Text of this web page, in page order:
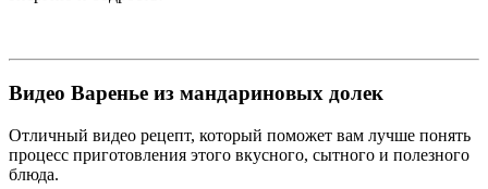
Видео Варенье из мандариновых долек
Отличный видео рецепт, который поможет вам лучше понять
процесс приготовления этого вкусного, сытного и полезного
блюда.